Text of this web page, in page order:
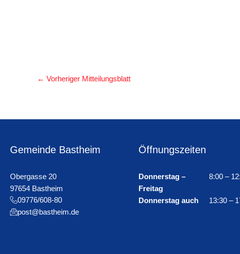
← Vorheriger Mitteilungsblatt
Gemeinde Bastheim
Obergasse 20
97654 Bastheim
09776/608-80
post@bastheim.de
Öffnungszeiten
Donnerstag –
Freitag
8:00 –
Donnerstag auch 13:30 –